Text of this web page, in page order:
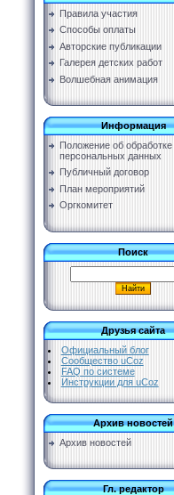
Правила участия
Способы оплаты
Авторские публикации
Галерея детских работ
Волшебная анимация
Информация
Положение об обработке
персональных данных
Публичный договор
План мероприятий
Оргкомитет
Поиск
Друзья сайта
Официальный блог
Сообщество uCoz
FAQ по системе
Инструкции для uCoz
Архив новостей
Архив новостей
Гл. редактор